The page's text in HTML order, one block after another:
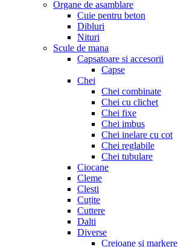
Organe de asamblare
Cuie pentru beton
Dibluri
Nituri
Scule de mana
Capsatoare si accesorii
Capse
Chei
Chei combinate
Chei cu clichet
Chei fixe
Chei imbus
Chei inelare cu cot
Chei reglabile
Chei tubulare
Ciocane
Cleme
Clesti
Cuțite
Cuttere
Dalti
Diverse
Creioane si markere